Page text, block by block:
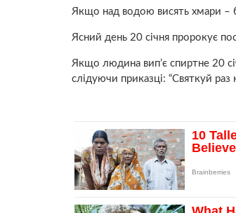
Якщо над водою висять хмари –
Ясний день 20 січня пророкує
Якщо людина вип’є спиpтне 20
слідуючи приказці: “Святкуй